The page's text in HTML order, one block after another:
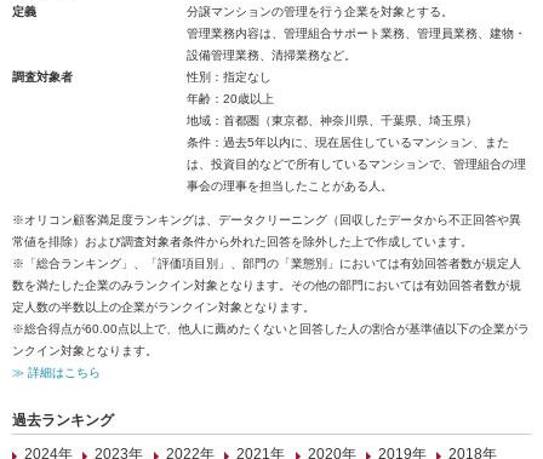
定義
分譲マンションの管理を行う企業を対象とする。
管理業務内容は、管理組合サポート業務、管理員業務、建物・
設備管理業務、清掃業務など。
調査対象者
性別：指定なし
年齢：20歳以上
地域：首都圏（東京都、神奈川県、千葉県、埼玉県）
条件：過去5年以内に、現在居住しているマンション、また
は、投資目的などで所有しているマンションで、管理組合の理
事会の理事を担当したことがある人。
※オリコン顧客満足度ランキングは、データクリーニング（回収したデータから不正回答や異
常値を排除）および調査対象者条件から外れた回答を除外した上で作成しています。
※「総合ランキング」、「評価項目別」、部門の「業態別」においては有効回答者数が規定人
数を満たした企業のみランクイン対象となります。その他の部門においては有効回答者数が規
定人数の半数以上の企業がランクイン対象となります。
※総合得点が60.00点以上で、他人に薦めたくないと回答した人の割合が基準値以下の企業がラ
ンクイン対象となります。
≫ 詳細はこちら
過去ランキング
2024年
2023年 2022年 2021年 2020年 2019年
2018年